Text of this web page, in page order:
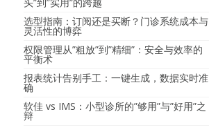
选型指南：订阅还是买断？门诊系统成本与
灵活性的博弈
权限管理从”粗放”到”精细”：安全与效率的
平衡术
报表统计告别手工：一键生成，数据实时准
确
软佳 vs IMS：小型诊所的”够用”与”好用”之
辩